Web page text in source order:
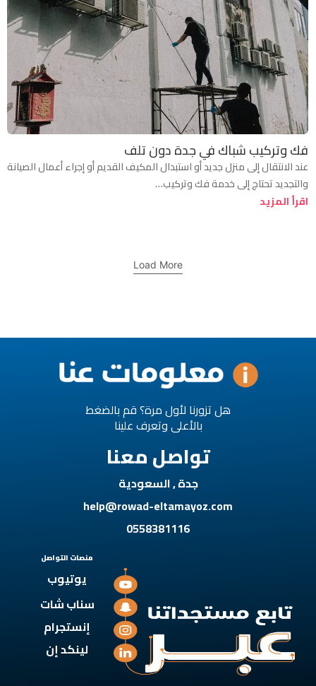
فك وتركيب شباك في جدة دون تلف
عند الانتقال إلى منزل جديد أو استبدال المكيف القديم أو إجراء أعمال الصيانة
والتجديد تحتاج إلى خدمة فك وتركيب…
اقرأ المزيد
Load More
هل تزورنا لأول مرة؟ قم بالضغط
بالأعلى وتعرف علينا
تواصل معنا
جدة , السعودية
help@rowad-eltamayoz.com
0558381116
منصات التواصل
يوتيوب
سناب شات
إنستجرام
لينكد إن